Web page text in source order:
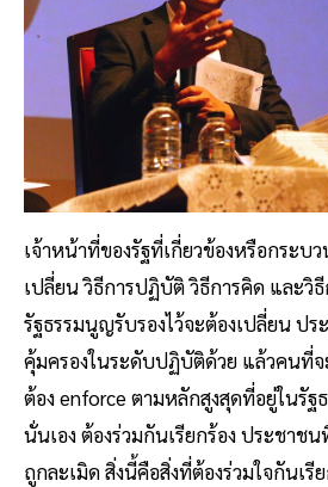
เจ้าหน้าที่ของรัฐที่เกี่ยวข้องหรือกระบ
เปลี่ยน วิธีการปฏิบัติ วิธีการคิด และวิ
รัฐธรรมนูญรับรองไว้จะต้องเปลี่ยน ปร
คุ้มครองในระดับปฏิบัติด้วย แล้วคนที่จ
ต้อง enforce ตามหลักสูงสุดที่อยู่ในรั
นั่นเอง ต้องร่วมกันเรียกร้อง ประชา
ถูกละเมิด สิ่งนี้คือสิ่งที่ต้องร่วมใจกันเรี